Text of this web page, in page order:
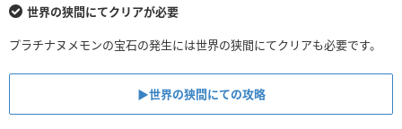
世界の狭間にてクリアが必要
プラチナヌメモンの宝石の発生には世界の狭間にてクリアも必要です。
▶︎世界の狭間にての攻略